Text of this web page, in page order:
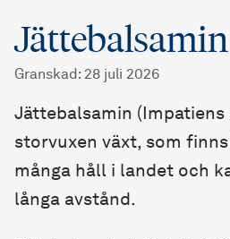
Jättebalsamin
Granskad : 28 juli 2026
Jättebalsamin
storvuxen växt, som
många håll i landet och
långa avstånd.